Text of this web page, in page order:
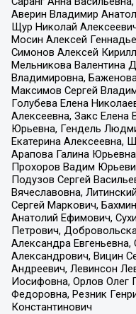
Аверин Владимир
Щур Николай
Мосин Алексей
Симонов Алексей
Мельникова Валентина
Владимировна,
Максимов Сергей
Голубева Елена
Алексеевна, Закс Елена
Юрьевна, Гендель
Екатерина Алексеевна,
Арапова Галина
Прохоров Вадим
Подузов Сергей
Вячеславовна,
Сергей Маркович,
Анатолий Ефимович,
Петрович,
Александра
Александрович, Вицин
Андреевич, Левинсон
Иосифовна, Орлов Олег
Федоровна, Резник
Константинович